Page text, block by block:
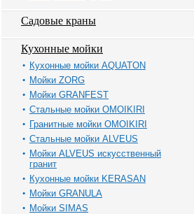
Садовые краны
Кухонные мойки
Кухонные мойки AQUATON
Мойки ZORG
Мойки GRANFEST
Стальные мойки OMOIKIRI
Гранитные мойки OMOIKIRI
Стальные мойки ALVEUS
Мойки ALVEUS искусственный
гранит
Кухонные мойки KERASAN
Мойки GRANULA
Мойки SIMAS